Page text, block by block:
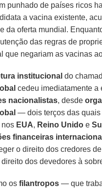
punhado de países ricos
a vacina existente,
da oferta mundial.
das regras de
que negariam as vacinas
institucional do
cedeu imediatamente a
nacionalistas, desde
— dois terços das quais
nos EUA, Reino Unido e
financeiras
o direito dos credores
dos devedores à
osfilantropos — que